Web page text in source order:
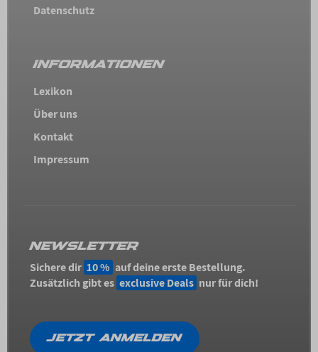
Datenschutz
INFORMATIONEN
Lexikon
Über uns
Kontakt
Impressum
NEWSLETTER
Sichere dir 10 % auf deine erste Bestellung.
Zusätzlich gibt es exclusive Deals nur für dich!
JETZT ANMELDEN